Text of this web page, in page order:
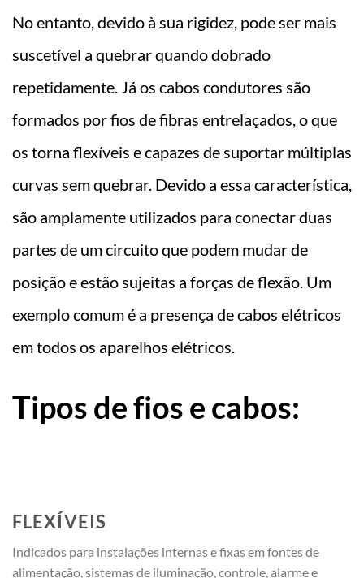
No entanto, devido à sua rigidez, pode ser mais
suscetível a quebrar quando dobrado
repetidamente. Já os cabos condutores são
formados por fios de fibras entrelaçados, o que
os torna flexíveis e capazes de suportar múltiplas
curvas sem quebrar. Devido a essa característica,
são amplamente utilizados para conectar duas
partes de um circuito que podem mudar de
posição e estão sujeitas a forças de flexão. Um
exemplo comum é a presença de cabos elétricos
em todos os aparelhos elétricos.
Tipos de fios e cabos:
FLEXÍVEIS
Indicados para instalações internas e fixas em fontes de
alimentação, sistemas de iluminação, controle, alarme e